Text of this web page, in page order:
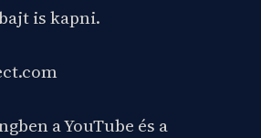
is kapni.
a YouTube és a